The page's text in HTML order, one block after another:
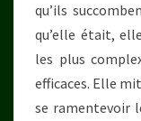
qu’ils
qu’elle était,
les plus
efficaces. Elle
se ramentevoir